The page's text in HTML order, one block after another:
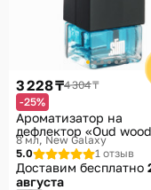
3 228 ₸4 304 ₸
-25%
Ароматизатор на
дефлектор «Oud
8 мл New Galaxy
5.0
1 отзыв
Доставим бесплатно
августа